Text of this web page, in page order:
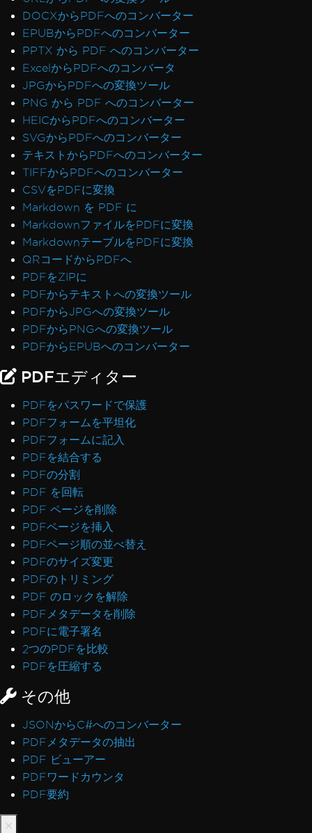
DOCXからPDFへのコンバーター
EPUBからPDFへのコンバーター
PPTX から PDF へのコンバーター
ExcelからPDFへのコンバータ
JPGからPDFへの変換ツール
PNG から PDF へのコンバーター
HEICからPDFへのコンバーター
SVGからPDFへのコンバーター
テキストからPDFへのコンバーター
TIFFからPDFへのコンバーター
CSVをPDFに変換
Markdown を PDF に
MarkdownファイルをPDFに変換
MarkdownテーブルをPDFに変換
QRコードからPDFへ
PDFをZIPに
PDFからテキストへの変換ツール
PDFからJPGへの変換ツール
PDFからPNGへの変換ツール
PDFからEPUBへのコンバーター
PDFエディター
PDFをパスワードで保護
PDFフォームを平坦化
PDFフォームに記入
PDFを結合する
PDFの分割
PDF を回転
PDF ページを削除
PDFページを挿入
PDFページ順の並べ替え
PDFのサイズ変更
PDFのトリミング
PDF のロックを解除
PDFメタデータを削除
PDFに電子署名
2つのPDFを比較
PDFを圧縮する
その他
JSONからC#へのコンバーター
PDFメタデータの抽出
PDF ビューアー
PDFワードカウンタ
PDF要約